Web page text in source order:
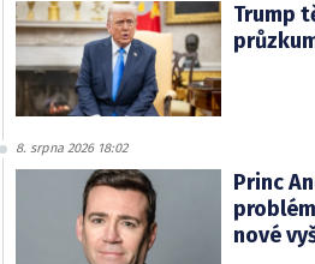
Trump
8. srpna 2026 18:02
Princ
nové